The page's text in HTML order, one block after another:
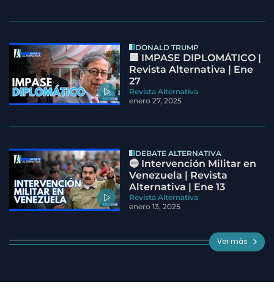
DONALD TRUMP
🟦 IMPASE DIPLOMÁTICO |
Revista Alternativa | Ene
27
Revista Alternativa
enero 27, 2025
DEBATE ALTERNATIVA
🔵 Intervención Militar en
Venezuela | Revista
Alternativa | Ene 13
Revista Alternativa
enero 13, 2025
Ver más